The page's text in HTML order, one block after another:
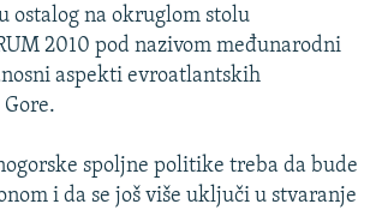
JUGOSLAVIJE
ostalog na okruglom stolu
2010 pod nazivom međunarodni
aspekti evroatlantskih
spoljne politike treba da bude
i da se još više uključi u stvaranje